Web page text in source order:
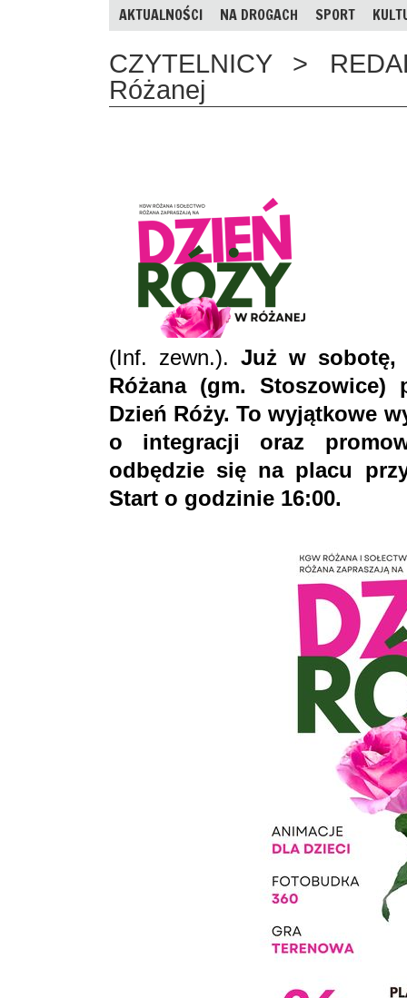
AKTUALNOŚCI NA DROGACH SPORT
CZYTELNICY >
Różanej
(Inf. zewn.).Już w sobotę,
Różana (gm.
Dzień Róży. To wyjątkowe
o integracji oraz
odbędzie się na placu
Start o godzinie 16:00.